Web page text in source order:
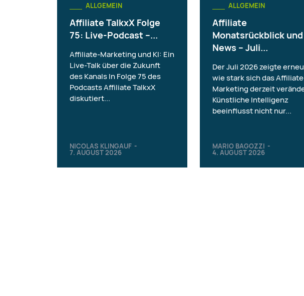
ALLGEMEIN
Affiliate TalkxX Folge
75: Live-Podcast –...
NICOLAS KLINGAUF -
7. AUGUST 2026
Affiliate-Marketing und KI: Ein
Live-Talk über die Zukunft
des Kanals In Folge 75 des
Podcasts Affiliate TalkxX
diskutiert...
ALLGEMEIN
Affiliate
Monatsrückblick und
News – Juli...
MARIO BAGOZZI -
4. AUGUST 2026
Der Juli 2026 zeigte
wie stark sich das
Marketing derzeit
Künstliche Intelligenz
beeinflusst nicht nur...